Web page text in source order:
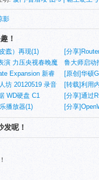
影
！
蠹）再现(1)
[分享
演 力压央视春晚魔
鲁大师启动
Expansion 新睿
[原创]华硕
定！
坊 20120519 录音
[转载]利用
WD硬盘 C1
[分享]通过
播放器(1)
[分享
发呢！